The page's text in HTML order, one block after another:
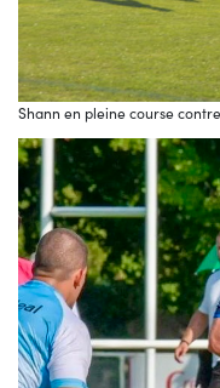
Shann en pleine course